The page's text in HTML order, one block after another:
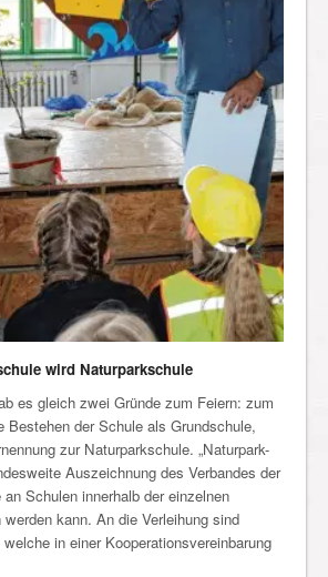
wird Naturparkschule
es gleich zwei Gründe zum Feiern: zum
Bestehen der Schule als Grundschule,
zur Naturparkschule. „Naturpark-
Auszeichnung des Verbandes der
Schulen innerhalb der einzelnen
kann. An die Verleihung sind
in einer Kooperationsvereinbarung